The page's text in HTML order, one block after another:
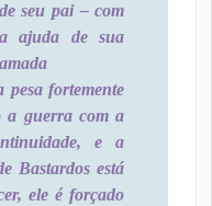
de seu pai – com
a ajuda de sua
amada
pesa fortemente
a guerra com a
e a
Bastardos está
ele é forçado